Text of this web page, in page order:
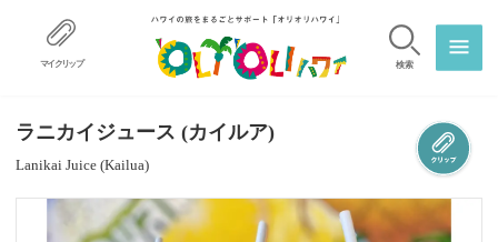
マイクリップ 検索
ラニカイジュース (カイルア)
Lanikai Juice (Kailua)